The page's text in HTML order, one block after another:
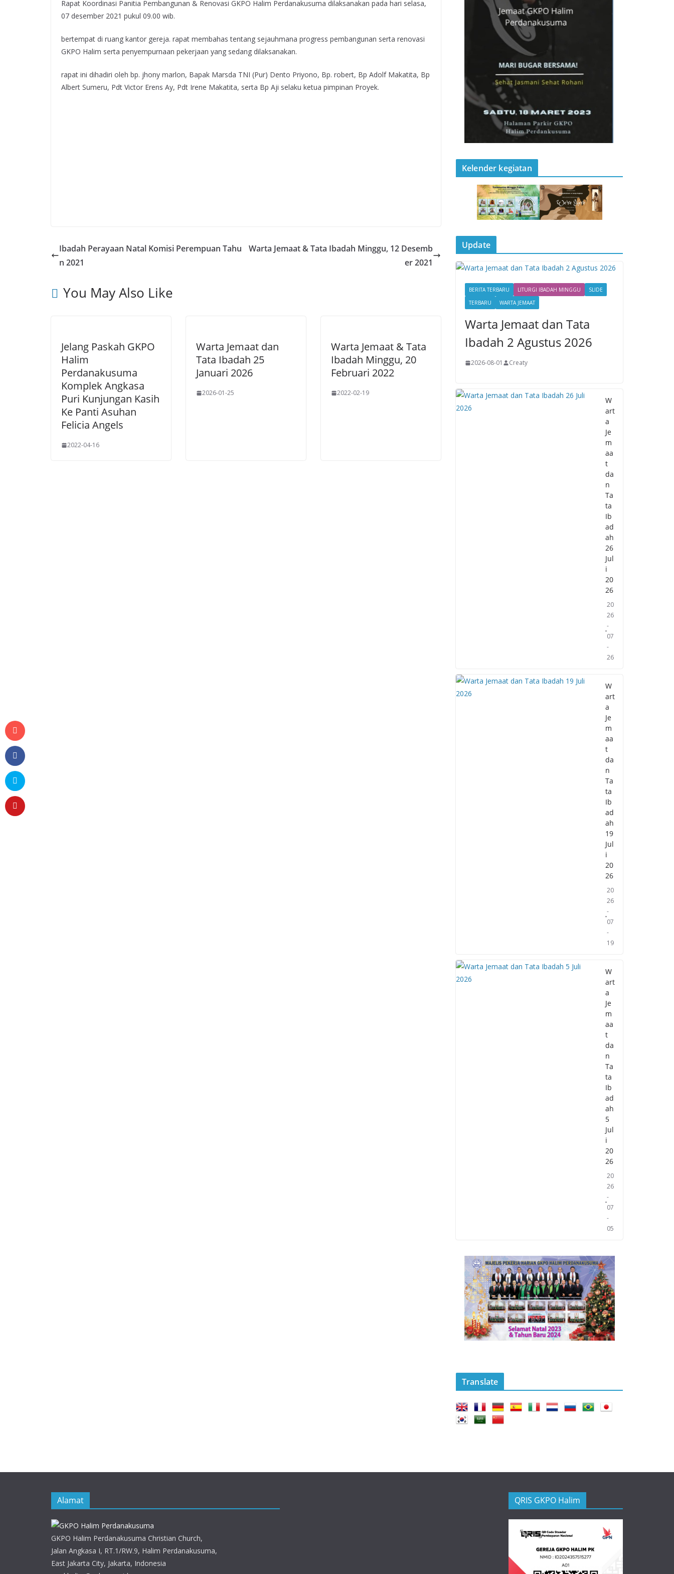
Rapat Koordinasi Panitia Pembangunan & Renovasi GKPO Halim Perdanakusuma dilaksanakan pada hari selasa,
07 desember 2021 pukul 09.00 wib.
bertempat di ruang kantor gereja. rapat membahas tentang sejauhmana progress pembangunan serta renovasi
GKPO Halim serta penyempurnaan pekerjaan yang sedang dilaksanakan.
rapat ini dihadiri oleh bp. jhony marlon, Bapak Marsda TNI (Pur) Dento Priyono, Bp. robert, Bp Adolf Makatita, Bp
Albert Sumeru, Pdt Victor Erens Ay, Pdt Irene Makatita, serta Bp Aji selaku ketua pimpinan Proyek.
Ibadah Perayaan Natal Komisi Perempuan Tahu
n 2021
Warta Jemaat & Tata Ibadah Minggu, 12 Desemb
er 2021
You May Also Like
Jelang Paskah GKPO
Halim
Perdanakusuma
Komplek Angkasa
Puri Kunjungan Kasih
Ke Panti Asuhan
Felicia Angels
2022-04-16
Warta Jemaat dan
Tata Ibadah 25
Januari 2026
2026-01-25
Warta Jemaat & Tata
Ibadah Minggu, 20
Februari 2022
2022-02-19
Kelender kegiatan
Update
BERITA TERBARU LITURGI IBADAH MINGGU
SLIDE
TERBARU
WARTA JEMAAT
Warta Jemaat dan Tata
Ibadah 2 Agustus 2026
2026-08-01 Creaty
W
art
a
Je
m
aa
t
da
n
Ta
ta
Ib
ad
ah
26
Jul
i
20
26
20
26
-
07
-
26
W
art
a
Je
m
aa
t
da
n
Ta
ta
Ib
ad
ah
19
Jul
i
20
26
20
26
-
07
-
19
W
art
a
Je
m
aa
t
da
n
Ta
ta
Ib
ad
ah
5
Jul
i
20
26
20
26
-
07
-
05
Translate
Alamat
GKPO Halim Perdanakusuma Christian Church,
Jalan Angkasa I, RT.1/RW.9, Halim Perdanakusuma,
East Jakarta City, Jakarta, Indonesia
QRIS GKPO Halim